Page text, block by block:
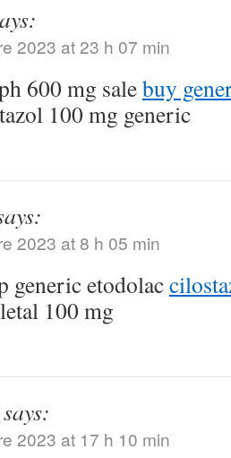
2023 at 23 h 07 min
600 mg salebuy
100 mg generic
2023 at 8 h 05 min
generic etodolac
100 mg
says:
2023 at 17 h 10 min